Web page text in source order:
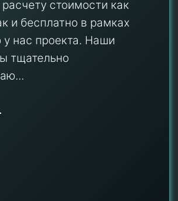
стоимости как
и бесплатно в рамках
у нас проекта. Наши
тщательно